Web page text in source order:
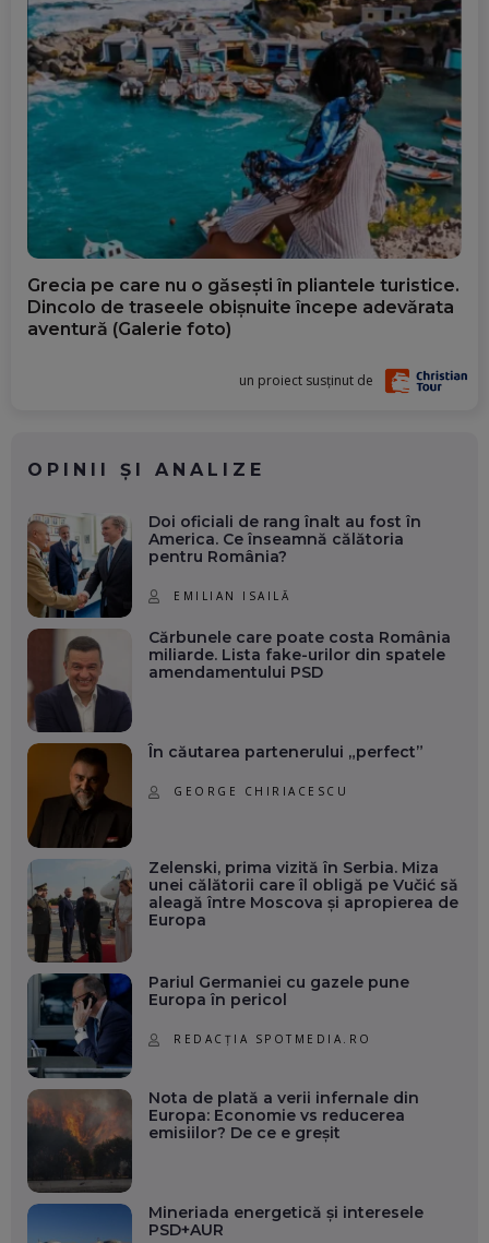
Grecia pe care nu o găsești în pliantele turistice.
Dincolo de traseele obișnuite începe adevărata
aventură (Galerie foto)
un proiect susținut de
OPINII ȘI ANALIZE
Doi oficiali de rang înalt au fost în
America. Ce înseamnă călătoria
pentru România?
EMILIAN ISAILĂ
Cărbunele care poate costa România
miliarde. Lista fake-urilor din spatele
amendamentului PSD
În căutarea partenerului „perfect”
GEORGE CHIRIACESCU
Zelenski, prima vizită în Serbia. Miza
unei călătorii care îl obligă pe Vučić să
aleagă între Moscova și apropierea de
Europa
Pariul Germaniei cu gazele pune
Europa în pericol
REDACȚIA SPOTMEDIA.RO
Nota de plată a verii infernale din
Europa: Economie vs reducerea
emisiilor? De ce e greșit
Mineriada energetică și interesele
PSD+AUR